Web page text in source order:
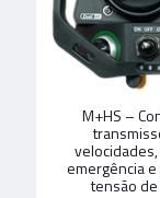
M+HS –
emergência
tensão de